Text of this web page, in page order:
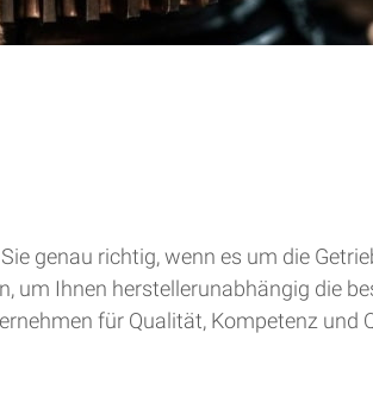
genau richtig, wenn es um die
um Ihnen herstellerunabhängig die
für Qualität, Kompetenz und